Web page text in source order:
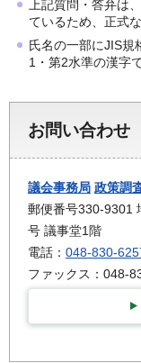
上記質問・答弁は
ているため、正式
氏名の一部にJIS規
1・第2水準の漢字
お問い合わせ
議会事務局 政策調
郵便番号330-9301
号 議事堂1階
電話： 048-830-
ファックス：048-